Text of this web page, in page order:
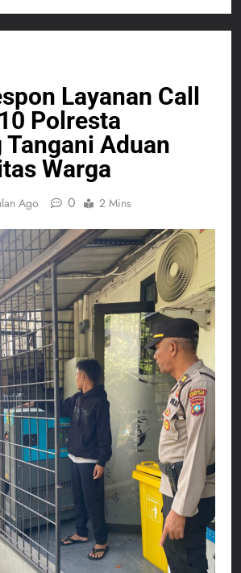
Layanan Call
Polresta
Tangani Aduan
Warga
Ago 0 2 Mins